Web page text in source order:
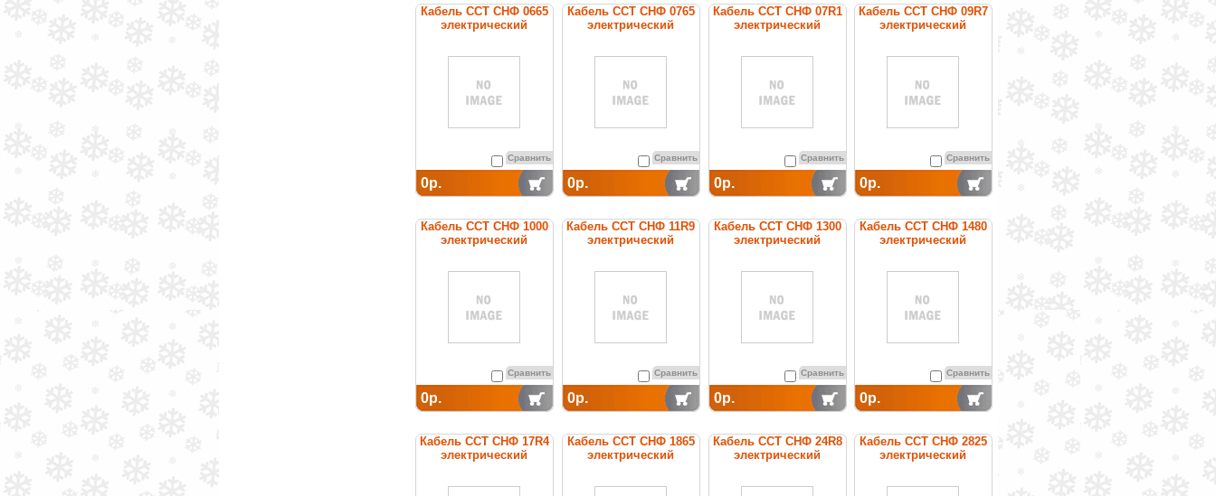
Кабель ССТ СНФ 0665
электрический
Сравнить
0р.
Кабель ССТ СНФ 0765
электрический
Сравнить
0р.
Кабель ССТ СНФ 07R1
электрический
Сравнить
0р.
Кабель ССТ СНФ 09R7
электрический
Сравнить
0р.
Кабель ССТ СНФ 1000
электрический
Сравнить
0р.
Кабель ССТ СНФ 11R9
электрический
Сравнить
0р.
Кабель ССТ СНФ 1300
электрический
Сравнить
0р.
Кабель ССТ СНФ 1480
электрический
Сравнить
0р.
Кабель ССТ СНФ 17R4
электрический
Кабель ССТ СНФ 1865
электрический
Кабель ССТ СНФ 24R8
электрический
Кабель ССТ СНФ 2825
электрический